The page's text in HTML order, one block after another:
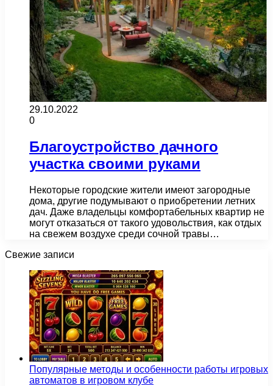
29.10.2022
0
Благоустройство дачного
участка своими руками
Некоторые городские жители имеют загородные
дома, другие подумывают о приобретении летних
дач. Даже владельцы комфортабельных квартир не
могут отказаться от такого удовольствия, как отдых
на свежем воздухе среди сочной травы…
Свежие записи
Популярные методы и особенности работы игровых
автоматов в игровом клубе